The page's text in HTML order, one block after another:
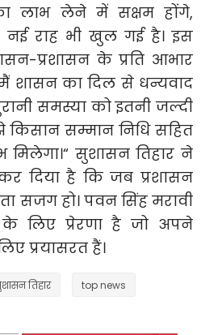
लाभ लेने में सक्षम होंगे,
राह भी खुल गई है। इस
प्रशासन के प्रति आभार
शासन का दिल से धन्यवाद
समस्या को इतनी जल्दी
सम्मान निधि सहित
सुशासन तिहार ने
दिया है कि जब प्रशासन
सजग हो। पवन सिंह मरावी
लिए प्रेरणा है जो अपने
प्रयासरत हैं।
तिहार top news